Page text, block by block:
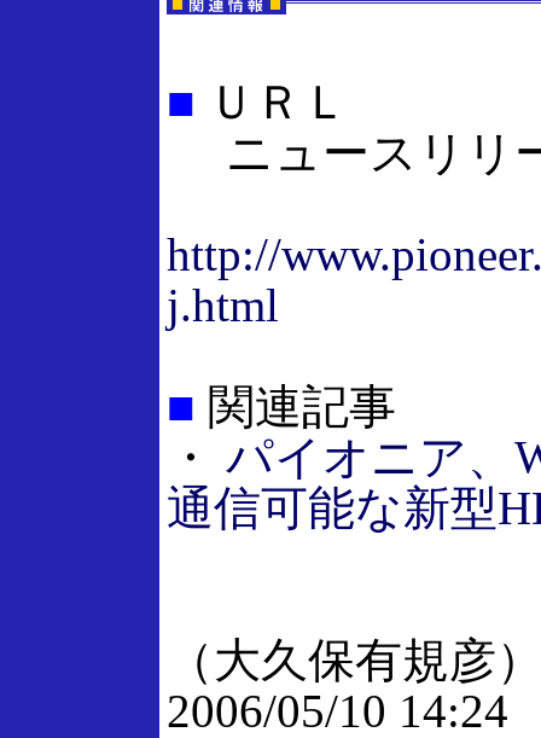
■ ＵＲＬ
ニュースリリ
http://
j.html
■ 関連記事
・ パイオニア、
通信可能な新型
（大久保有規彦
2006/05/10 14:24